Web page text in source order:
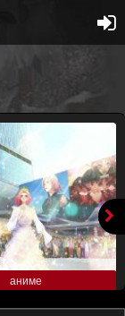
аниме